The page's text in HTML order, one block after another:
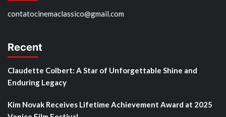
contatocinemaclassico@gmail.com
Recent
Claudette Colbert: A Star of Unforgettable Shine and
Enduring Legacy
Kim Novak Receives Lifetime Achievement Award at 2025